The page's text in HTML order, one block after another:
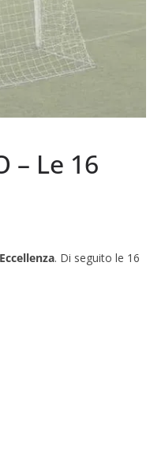
– Le 16
Eccellenza. Di seguito le 16